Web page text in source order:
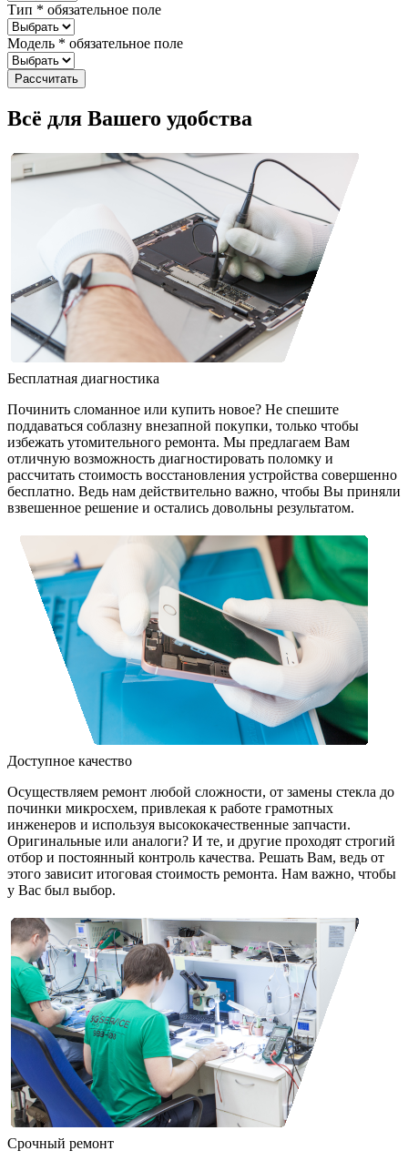
Тип * обязательное поле
Модель * обязательное поле
Рассчитать
Всё для Вашего удобства
Бесплатная диагностика
Починить сломанное или купить новое? Не спешите
поддаваться соблазну внезапной покупки, только чтобы
избежать утомительного ремонта. Мы предлагаем Вам
отличную возможность диагностировать поломку и
рассчитать стоимость восстановления устройства совершенно
бесплатно. Ведь нам действительно важно, чтобы Вы приняли
взвешенное решение и остались довольны результатом.
Доступное качество
Осуществляем ремонт любой сложности, от замены стекла до
починки микросхем, привлекая к работе грамотных
инженеров и используя высококачественные запчасти.
Оригинальные или аналоги? И те, и другие проходят строгий
отбор и постоянный контроль качества. Решать Вам, ведь от
этого зависит итоговая стоимость ремонта. Нам важно, чтобы
у Вас был выбор.
Срочный ремонт